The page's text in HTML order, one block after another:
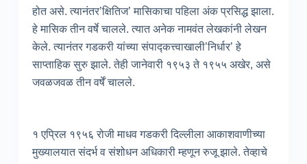
होत असे. त्यानंतर’क्षितिज’ मासिकाचा पहिला अंक प्रसिद्ध झाला.
हे मासिक तीन वर्षे चालले. त्यात अनेक नामवंत लेखकांनी लेखन
केले. त्यानंतर गडकरी यांच्या संपाद्कत्त्वाखाली’निर्धार’ हे
साप्ताहिक सुरु झाले. तेही जानेवारी १९५३ ते १९५५ अखेर, असे
जवळजवळ तीन वर्षें चालले.
१ एप्रिल १९५६ रोजी माधव गडकरी दिल्लीला आकाशवाणीच्या
मुख्यालयात संदर्भ व संशोधन अधिकारी म्हणून रुजू झाले. तेव्हाचे